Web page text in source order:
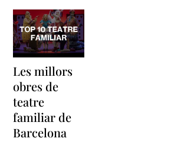
Les millors
obres de
teatre
familiar de
Barcelona